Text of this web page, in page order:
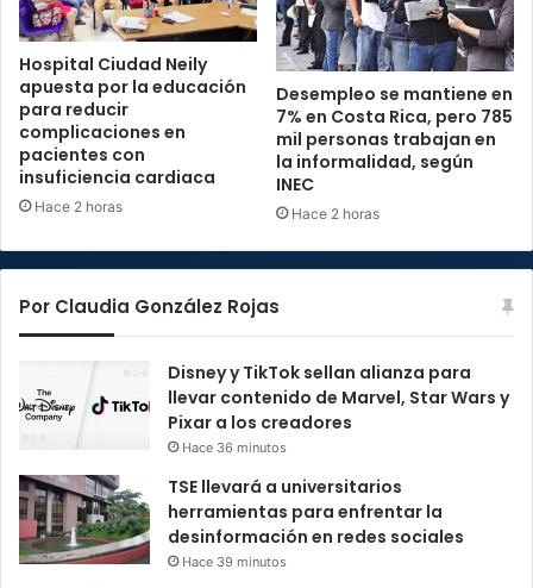
Hospital Ciudad Neily
apuesta por la educación
para reducir
complicaciones en
pacientes con
insuficiencia cardiaca
Hace 2 horas
Desempleo se mantiene en
7% en Costa Rica, pero 785
mil personas trabajan en
la informalidad, según
INEC
Hace 2 horas
Por Claudia González Rojas
Disney y TikTok sellan alianza para
llevar contenido de Marvel, Star Wars y
Pixar a los creadores
Hace 36 minutos
TSE llevará a universitarios
herramientas para enfrentar la
desinformación en redes sociales
Hace 39 minutos